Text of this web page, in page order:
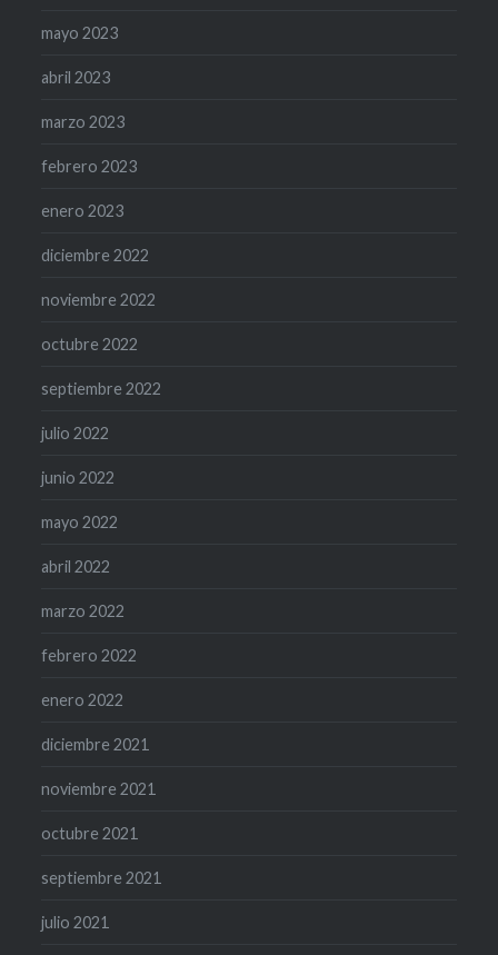
mayo 2023
abril 2023
marzo 2023
febrero 2023
enero 2023
diciembre 2022
noviembre 2022
octubre 2022
septiembre 2022
julio 2022
junio 2022
mayo 2022
abril 2022
marzo 2022
febrero 2022
enero 2022
diciembre 2021
noviembre 2021
octubre 2021
septiembre 2021
julio 2021